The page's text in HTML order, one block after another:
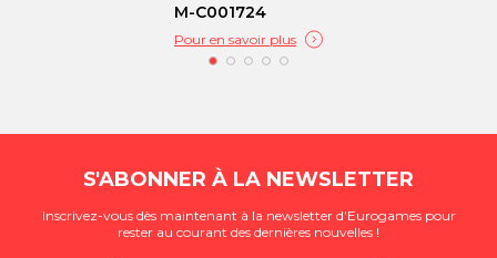
M-C001724
Pour en savoir plus
S'ABONNER À LA NEWSLETTER
Inscrivez-vous dès maintenant à la newsletter d'Eurogames pour
rester au courant des dernières nouvelles !